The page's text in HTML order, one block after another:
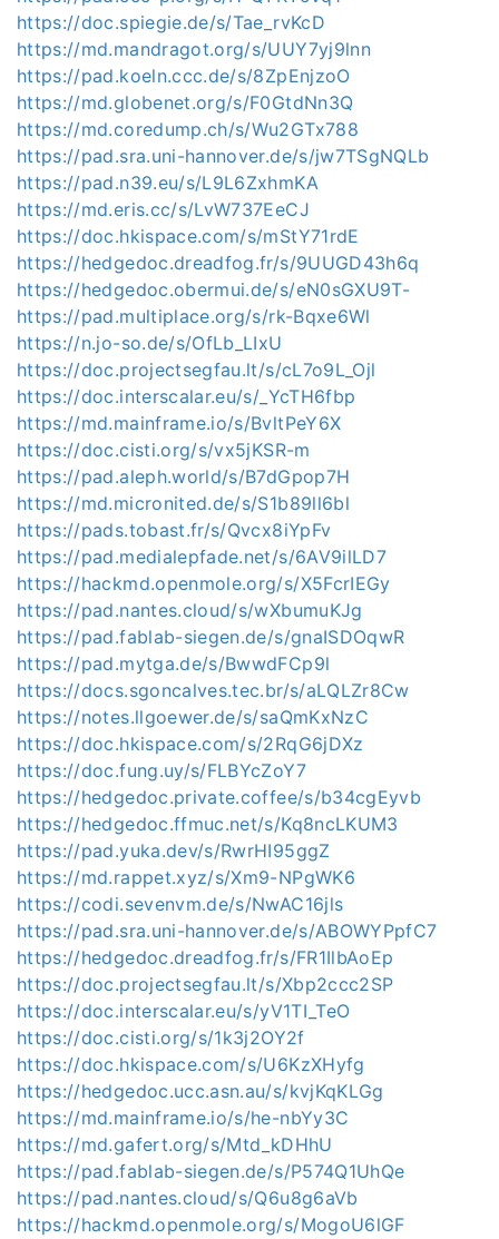
https://doc.spiegie.de/s/Tae_rvKcD
https://md.mandragot.org/s/UUY7yj9lnn
https://pad.koeln.ccc.de/s/8ZpEnjzoO
https://md.globenet.org/s/F0GtdNn3Q
https://md.coredump.ch/s/Wu2GTx788
https://pad.sra.uni-hannover.de/s/jw7TSgNQLb
https://pad.n39.eu/s/L9L6ZxhmKA
https://md.eris.cc/s/LvW737EeCJ
https://doc.hkispace.com/s/mStY71rdE
https://hedgedoc.dreadfog.fr/s/9UUGD43h6q
https://hedgedoc.obermui.de/s/eN0sGXU9T-
https://pad.multiplace.org/s/rk-Bqxe6Wl
https://n.jo-so.de/s/OfLb_LIxU
https://doc.projectsegfau.lt/s/cL7o9L_Ojl
https://doc.interscalar.eu/s/_YcTH6fbp
https://md.mainframe.io/s/BvltPeY6X
https://doc.cisti.org/s/vx5jKSR-m
https://pad.aleph.world/s/B7dGpop7H
https://md.micronited.de/s/S1b89ll6bl
https://pads.tobast.fr/s/Qvcx8iYpFv
https://pad.medialepfade.net/s/6AV9ilLD7
https://hackmd.openmole.org/s/X5FcrIEGy
https://pad.nantes.cloud/s/wXbumuKJg
https://pad.fablab-siegen.de/s/gnaISDOqwR
https://pad.mytga.de/s/BwwdFCp9l
https://docs.sgoncalves.tec.br/s/aLQLZr8Cw
https://notes.llgoewer.de/s/saQmKxNzC
https://doc.hkispace.com/s/2RqG6jDXz
https://doc.fung.uy/s/FLBYcZoY7
https://hedgedoc.private.coffee/s/b34cgEyvb
https://hedgedoc.ffmuc.net/s/Kq8ncLKUM3
https://pad.yuka.dev/s/RwrHI95ggZ
https://md.rappet.xyz/s/Xm9-NPgWK6
https://codi.sevenvm.de/s/NwAC16jls
https://pad.sra.uni-hannover.de/s/ABOWYPpfC7
https://hedgedoc.dreadfog.fr/s/FR1IlbAoEp
https://doc.projectsegfau.lt/s/Xbp2ccc2SP
https://doc.interscalar.eu/s/yV1TI_TeO
https://doc.cisti.org/s/1k3j2OY2f
https://doc.hkispace.com/s/U6KzXHyfg
https://hedgedoc.ucc.asn.au/s/kvjKqKLGg
https://md.mainframe.io/s/he-nbYy3C
https://md.gafert.org/s/Mtd_kDHhU
https://pad.fablab-siegen.de/s/P574Q1UhQe
https://pad.nantes.cloud/s/Q6u8g6aVb
https://hackmd.openmole.org/s/MogoU6lGF